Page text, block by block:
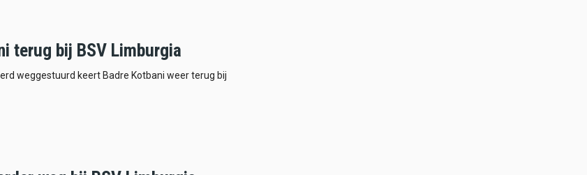
terug bij BSV Limburgia
weggestuurd keert Badre Kotbani weer terug bij